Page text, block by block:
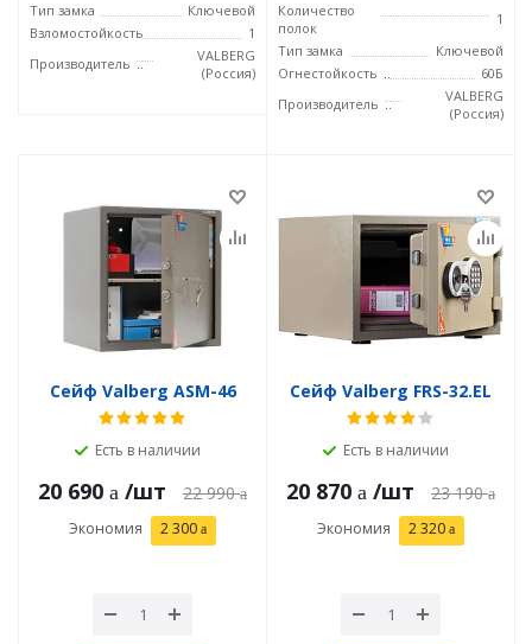
Тип замка
Ключевой
Взломостойкость
1
Производитель
VALBERG
(Россия)
Количество
полок
1
Тип замка
Ключевой
Огнестойкость
60Б
Производитель
VALBERG
(Россия)
Сейф Valberg ASM-46
Есть в наличии
20 690 /шт 22 990
Экономия 2 300
Сейф Valberg FRS-32.EL
Есть в наличии
20 870 /шт 23 190
Экономия 2 320